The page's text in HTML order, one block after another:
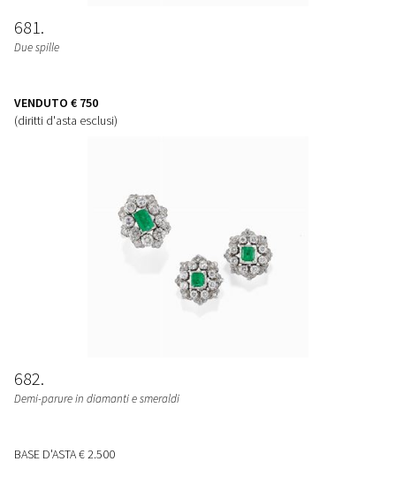
681
Due spille
VENDUTO € 750
(diritti d'asta esclusi)
682
Demi-parure in diamanti e smeraldi
BASE D'ASTA€ 2.500